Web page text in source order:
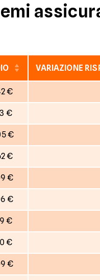
VARIAZIONE
€
€
€
€
€
€
€
€
€